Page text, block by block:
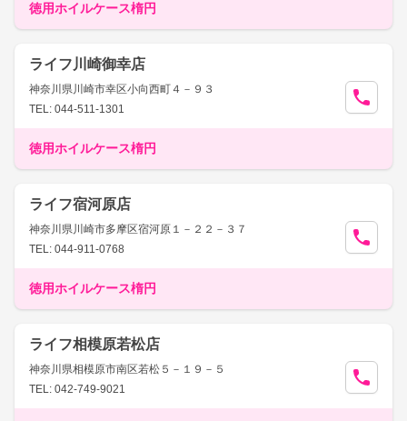
徳用ホイルケース楕円
ライフ川崎御幸店
神奈川県川崎市幸区小向西町４－９３
TEL: 044-511-1301
徳用ホイルケース楕円
ライフ宿河原店
神奈川県川崎市多摩区宿河原１－２２－３７
TEL: 044-911-0768
徳用ホイルケース楕円
ライフ相模原若松店
神奈川県相模原市南区若松５－１９－５
TEL: 042-749-9021